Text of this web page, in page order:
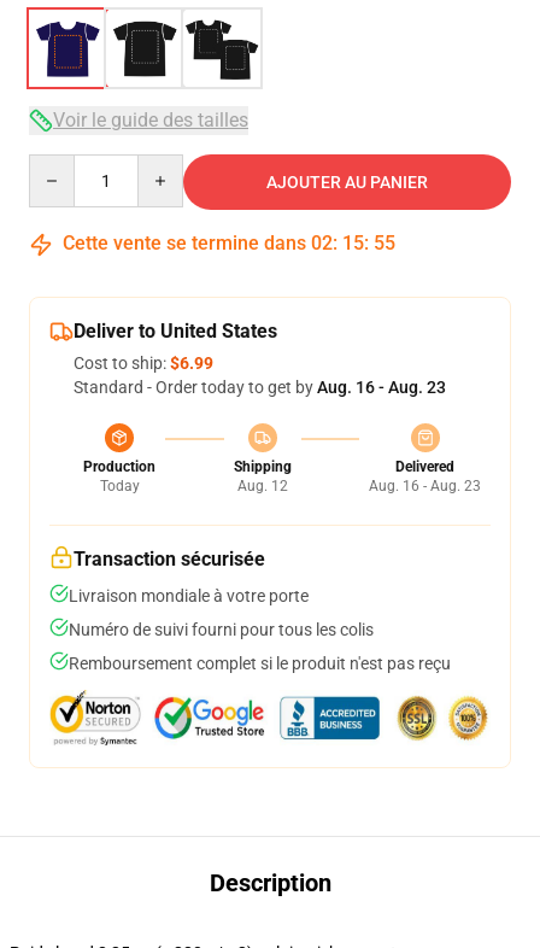
Voir le guide des tailles
AJOUTER AU PANIER
Cette vente se termine dans 02: 15: 54
Deliver to United States
Cost to ship:$6.99
Standard - Order today to get byAug. 16 - Aug. 23
Production
Today
Shipping
Aug. 12
Delivered
Aug. 16 - Aug. 23
Transaction sécurisée
Livraison mondiale à votre porte
Numéro de suivi fourni pour tous les colis
Remboursement complet si le produit n'est pas reçu
Description